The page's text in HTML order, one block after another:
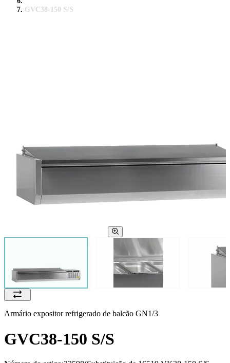
GVC38-150 S/S
Armário expositor refrigerado de balcão GN1/3
GVC38-150 S/S